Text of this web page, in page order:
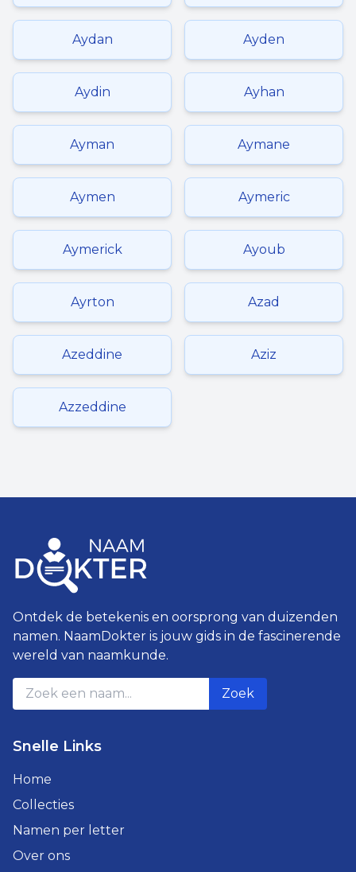
Aydan Ayden
Aydin Ayhan
Ayman Aymane
Aymen Aymeric
Aymerick Ayoub
Ayrton Azad
Azeddine Aziz
Azzeddine
Ontdek de betekenis en oorsprong van duizenden
namen. NaamDokter is jouw gids in de fascinerende
wereld van naamkunde.
Zoek
Snelle Links
Home
Collecties
Namen per letter
Over ons